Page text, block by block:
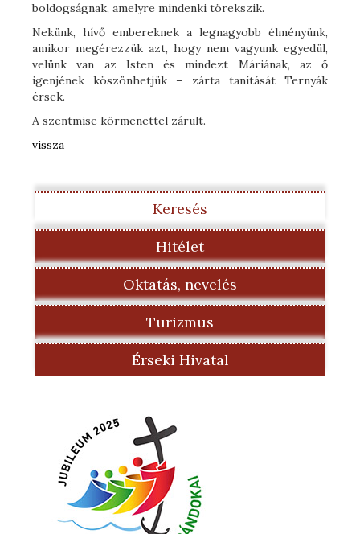
boldogságnak, amelyre mindenki törekszik.
Nekünk, hívő embereknek a legnagyobb élményünk,
amikor megérezzük azt, hogy nem vagyunk egyedül,
velünk van az Isten és mindezt Máriának, az ő
igenjének köszönhetjük – zárta tanítását Ternyák
érsek.
A szentmise körmenettel zárult.
vissza
Keresés
Hitélet
Oktatás, nevelés
Turizmus
Érseki Hivatal